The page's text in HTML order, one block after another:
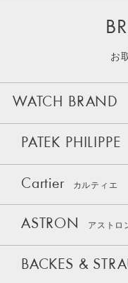
お
WATCH BRAND
PATEK PHILIPPE
Cartier カルティエ
ASTRON アストロ
BACKES &